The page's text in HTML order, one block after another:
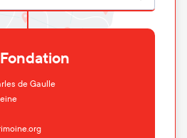
de Gaulle